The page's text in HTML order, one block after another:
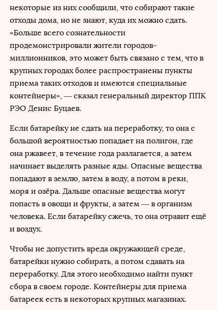
некоторые из них сообщили, что собирают такие
отходы дома, но не знают, куда их можно сдать.
«Больше всего сознательности
продемонстрировали жители городов-
миллионников, это может быть связано с тем, что в
крупных городах более распространены пункты
приема таких отходов и имеются специальные
контейнеры», — сказал генеральный директор ППК
РЭО Денис Буцаев.
Если батарейку не сдать на переработку, то она с
большой вероятностью попадает на полигон, где
она ржавеет, в течение года разлагается, а затем
начинает выделять разные яды. Опасные вещества
попадают в землю, затем в воду, а потом в реки,
моря и озёра. Дальше опасные вещества могут
попасть в овощи и фрукты, а затем — в организм
человека. Если батарейку сжечь, то она отравит ещё
и воздух.
Чтобы не допустить вреда окружающей среде,
батарейки нужно собирать, а потом сдавать на
переработку. Для этого необходимо найти пункт
сбора в своем городе. Контейнеры для приема
батареек есть в некоторых крупных магазинах.